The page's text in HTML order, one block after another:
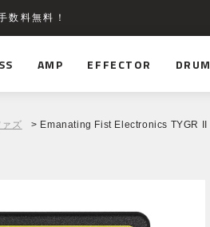
数料無料！
AMP EFFECTOR
ァズ > Emanating Fist Electronics TYGR II